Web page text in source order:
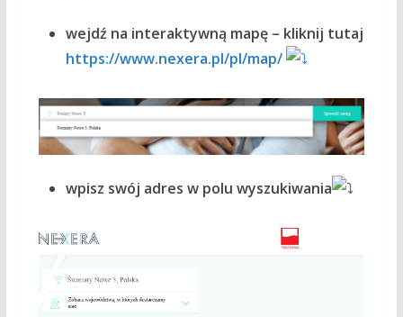
wejdź na interaktywną mapę – kliknij tutaj
https://www.nexera.pl/pl/map/
wpisz swój adres w polu wyszukiwania